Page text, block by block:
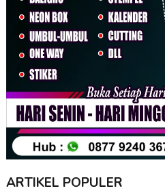
ARTIKEL POPULER